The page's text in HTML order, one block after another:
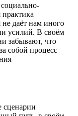
не даёт нам иного
усилий. В своём
забывают, что
собой процесс
сценарии